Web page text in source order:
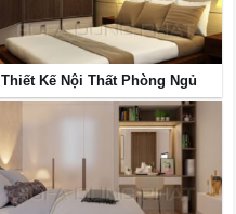
Thiết Kế Nội Thất Phòng Ngủ